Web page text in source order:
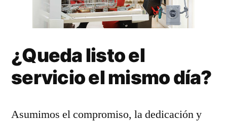
¿Queda listo el
servicio el mismo día?
Asumimos el compromiso, la dedicación y